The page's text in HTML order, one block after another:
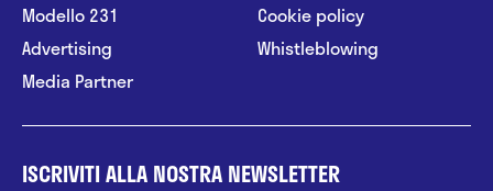
Modello 231
Advertising
Media Partner
Cookie policy
Whistleblowing
ISCRIVITI ALLA NOSTRA NEWSLETTER